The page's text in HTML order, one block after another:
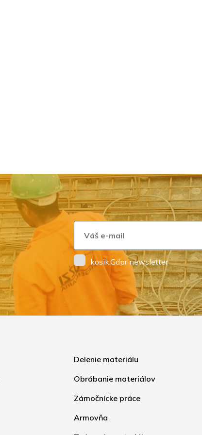
kosik.Gdpr newsletter
Delenie materiálu
Obrábanie materiálov
Zámočnícke práce
Armovňa